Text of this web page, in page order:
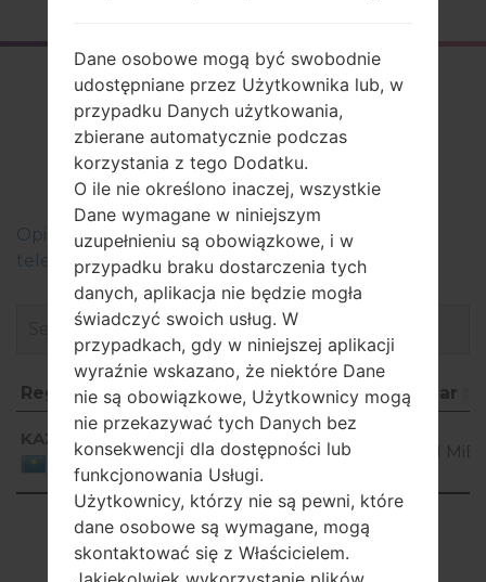
Firmware
LGD392K(LGD392K)
akaLG F60
Оpis regionów oprogramowania układowego dla
telefonów LG
Region Nazwa pliku OS Rozmiar
Region
Nazwa pliku OS
KAZ
Kazakhstan
D392k10D_00.kdz
Android
4.4.x
790.21 MiB
Showing 1 to 1 of 1 entries
Previous Next
Dane osobowe mogą być swobodnie
udostępniane przez Użytkownika lub, w
przypadku Danych użytkowania,
zbierane automatycznie podczas
korzystania z tego Dodatku.
O ile nie określono inaczej, wszystkie
Dane wymagane w niniejszym
uzupełnieniu są obowiązkowe, i w
przypadku braku dostarczenia tych
danych, aplikacja nie będzie mogła
świadczyć swoich usług. W
przypadkach, gdy w niniejszej aplikacji
wyraźnie wskazano, że niektóre Dane
nie są obowiązkowe, Użytkownicy mogą
nie przekazywać tych Danych bez
konsekwencji dla dostępności lub
funkcjonowania Usługi.
Użytkownicy, którzy nie są pewni, które
dane osobowe są wymagane, mogą
skontaktować się z Właścicielem.